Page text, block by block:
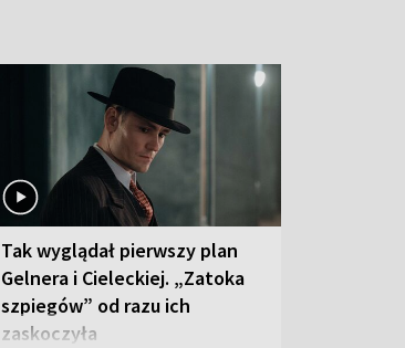
Tak wyglądał pierwszy plan
Gelnera i Cieleckiej. „Zatoka
szpiegów” od razu ich
zaskoczyła